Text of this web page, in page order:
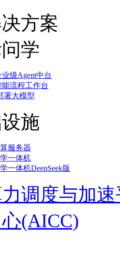
方案
学
级Agent中台
流程工作台
署大模型
施
服务器
一体机
一体机DeepSeek版
调度与加
(AICC)